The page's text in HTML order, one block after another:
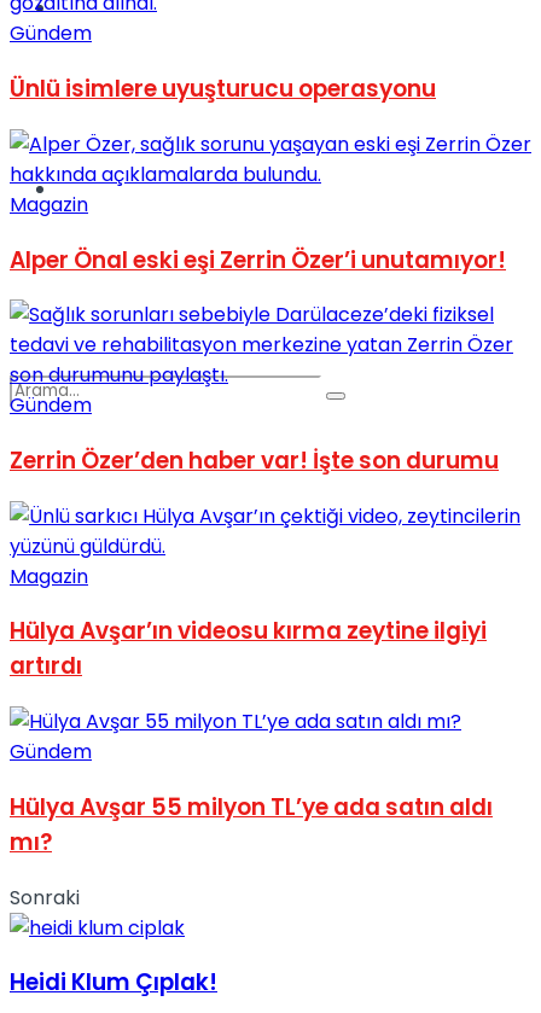
Spor
Podcast
No Result
View All Result
Gündem
Ünlü isimlere uyuşturucu operasyonu
Magazin
Alper Önal eski eşi Zerrin Özer’i unutamıyor!
Gündem
Zerrin Özer’den haber var! İşte son durumu
Magazin
Hülya Avşar’ın videosu kırma zeytine ilgiyi
artırdı
Gündem
Hülya Avşar 55 milyon TL’ye ada satın aldı
mı?
Sonraki
Heidi Klum Çıplak!